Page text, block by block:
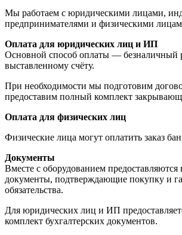
Мы работаем с юридическими лицами,
предпринимателями и физическими
Оплата для юридических лиц и ИП
Основной способ оплаты — безналичный
выставленному счёту.
При необходимости мы подготовим
предоставим полный комплект
Оплата для физических лиц
Физические лица могут оплатить заказ
Документы
Вместе с оборудованием предоставляются
документы, подтверждающие покупку и
обязательства.
Для юридических лиц и ИП
комплект бухгалтерских документов.